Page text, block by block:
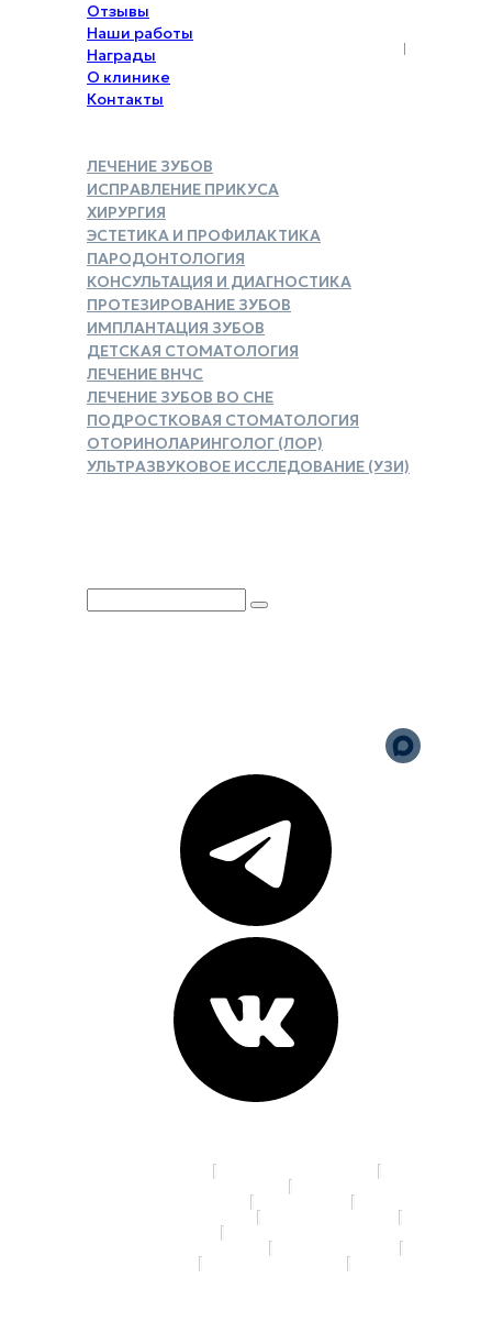
Отзывы
Наши работы
Награды
О клинике
Контакты
ЛЕЧЕНИЕ ЗУБОВ
ИСПРАВЛЕНИЕ ПРИКУСА
ХИРУРГИЯ
ЭСТЕТИКА И ПРОФИЛАКТИКА
ПАРОДОНТОЛОГИЯ
КОНСУЛЬТАЦИЯ И ДИАГНОСТИКА
ПРОТЕЗИРОВАНИЕ ЗУБОВ
ИМПЛАНТАЦИЯ ЗУБОВ
ДЕТСКАЯ СТОМАТОЛОГИЯ
ЛЕЧЕНИЕ ВНЧС
ЛЕЧЕНИЕ ЗУБОВ ВО СНЕ
ПОДРОСТКОВАЯ СТОМАТОЛОГИЯ
ОТОРИНОЛАРИНГОЛОГ (ЛОР)
УЛЬТРАЗВУКОВОЕ ИССЛЕДОВАНИЕ (УЗИ)